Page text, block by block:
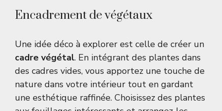
Encadrement de végétaux
Une idée déco à explorer est celle de créer un
cadre végétal. En intégrant des plantes dans
des cadres vides, vous apportez une touche de
nature dans votre intérieur tout en gardant
une esthétique raffinée. Choisissez des plantes